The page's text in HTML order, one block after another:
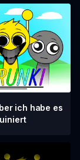
ich habe es